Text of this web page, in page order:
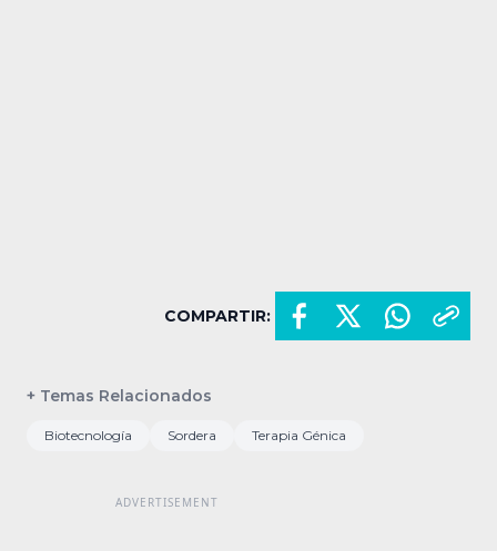
COMPARTIR:
+ Temas Relacionados
Biotecnología Sordera Terapia Génica